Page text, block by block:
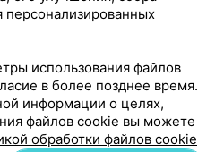
персонализированных
использования файлов
в более позднее время.
информации о целях,
файлов cookie вы можете
обработки файлов cookie